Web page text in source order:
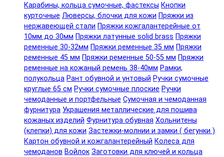
Карабины, кольца сумочные, фастексы Кнопки
курточные Люверсы, блочки для кожи Пряжки из
нержавеющей стали Пряжки кожгалантерейные от
10мм до 30мм Пряжки латунные solid brass Пряжки
ременные 30-32мм Пряжки ременные 35 мм Пряжки
ременные 45 мм Пряжки ременные 50-55 мм Пряжки
ременные на кожаный ремень 38-40мм Рамки,
полукольца Рант обувной и унтовый Ручки сумочные
круглые 65 см Ручки сумочные плоские Ручки
чемоданные и портфельные Сумочная и чемоданная
фурнитура Украшения металлические для пошива
кожаных изделий Фурнитура обувная Хольнитены
(клепки) для кожи Застежки-молнии и замки ( бегунки )
Картон обувной и кожгалантерейный Колеса для
чемоданов Войлок Заготовки для ключей и кольца